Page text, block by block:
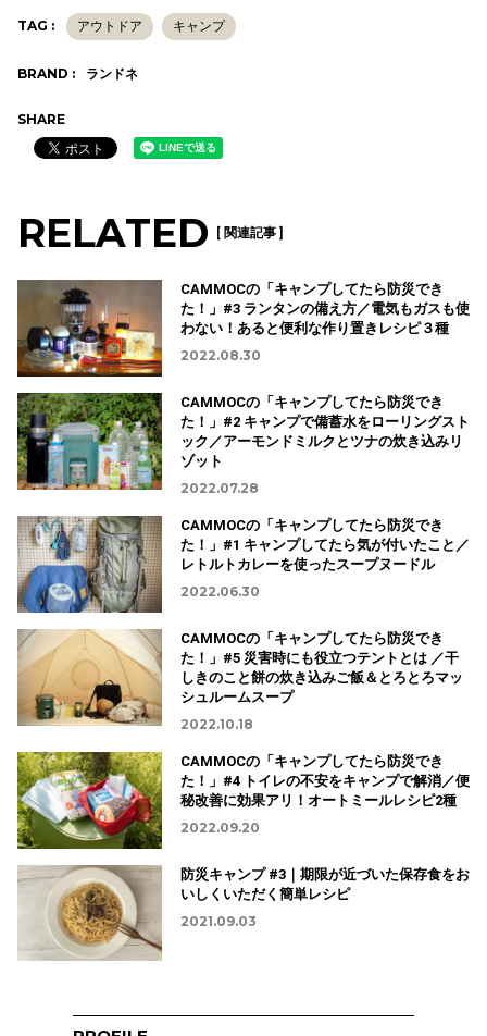
TAG : アウトドア キャンプ
BRAND : ランドネ
SHARE
RELATED [ 関連記事 ]
CAMMOCの「キャンプしてたら防災でき
た！」#3 ランタンの備え方／電気もガスも使
わない！あると便利な作り置きレシピ３種
2022.08.30
CAMMOCの「キャンプしてたら防災でき
た！」#2 キャンプで備蓄水をローリングスト
ック／アーモンドミルクとツナの炊き込みリ
ゾット
2022.07.28
CAMMOCの「キャンプしてたら防災でき
た！」#1 キャンプしてたら気が付いたこと／
レトルトカレーを使ったスープヌードル
2022.06.30
CAMMOCの「キャンプしてたら防災でき
た！」#5 災害時にも役立つテントとは ／干
しきのこと餅の炊き込みご飯＆とろとろマッ
シュルームスープ
2022.10.18
CAMMOCの「キャンプしてたら防災でき
た！」#4 トイレの不安をキャンプで解消／便
秘改善に効果アリ！オートミールレシピ2種
2022.09.20
防災キャンプ #3｜期限が近づいた保存食をお
いしくいただく簡単レシピ
2021.09.03